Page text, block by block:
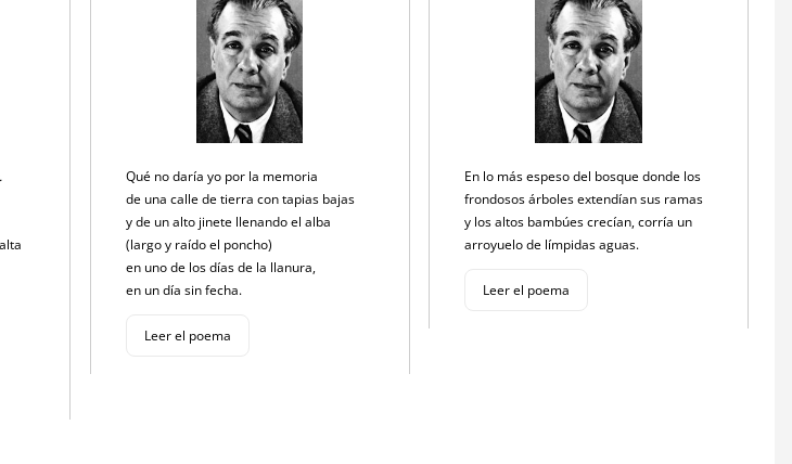
k
Qué no daría yo por la memoria
de una calle de tierra con tapias bajas
y de un alto jinete llenando el alba
(largo y raído el poncho)
en uno de los días de la llanura,
en un día sin fecha.
Leer el poema
En lo más espeso del bosque donde los
frondosos árboles extendían sus ramas
y los altos bambúes crecían, corría un
arroyuelo de límpidas aguas.
Leer el poema